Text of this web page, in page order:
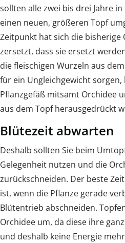
sollten alle zwei bis drei Jahre
einen neuen, größeren Topf
Zeitpunkt hat sich die bisherige
zersetzt, dass sie ersetzt
die fleischigen Wurzeln aus
für ein Ungleichgewicht
Pflanzgefäß mitsamt Orchidee
aus dem Topf herausgedrückt
Blütezeit abwarten
Deshalb sollten Sie beim
Gelegenheit nutzen und die
zurückschneiden. Der beste
ist, wenn die Pflanze gerade
Blütentrieb abschneiden.
Orchidee um, da diese ihre
und deshalb keine Energie